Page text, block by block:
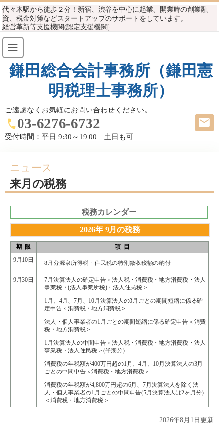
代々木駅から徒歩２分！新宿、渋谷を中心に起業、開業時の創業融
資、税金対策などスタートアップのサポートをしています。
経営革新等支援機関(認定支援機関)
鎌田総合会計事務所（鎌田憲
明税理士事務所）
ご遠慮なくお気軽にお問い合わせください。
03-6276-6732
受付時間： 平日 9:30～19:00 土日も可
ニュース
来月の税務
税務カレンダー
2026年 9月の税務
期 限
項 目
9月10日
8月分源泉所得税・住民税の特別徴収税額の納付
9月30日
7月決算法人の確定申告＜法人税・消費税・地方消費税・法人
事業税・(法人事業所税)・法人住民税＞
1月、4月、7月、10月決算法人の3月ごとの期間短縮に係る確
定申告＜消費税・地方消費税＞
法人・個人事業者の1月ごとの期間短縮に係る確定申告＜消費
税・地方消費税＞
1月決算法人の中間申告＜法人税・消費税・地方消費税・法人
事業税・法人住民税＞(半期分)
消費税の年税額が400万円超の1月、4月、10月決算法人の3月
ごとの中間申告＜消費税・地方消費税＞
消費税の年税額が4,800万円超の6月、7月決算法人を除く法
人・個人事業者の1月ごとの中間申告(5月決算法人は2ヶ月分)
＜消費税・地方消費税＞
2026年8月1日更新